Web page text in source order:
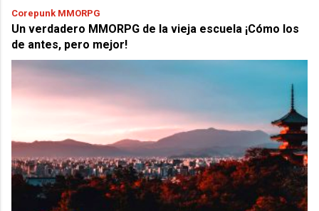
Corepunk MMORPG
Un verdadero MMORPG de la vieja escuela ¡Cómo los
de antes, pero mejor!